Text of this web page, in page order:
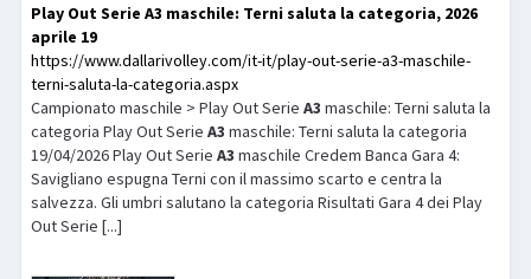
Play Out SerieA3 maschile: Terni saluta la categoria, 2026
aprile 19
https://www.dallarivolley.com/it-it/play-out-serie-a3-maschile-
terni-saluta-la-categoria.aspx
Campionato maschile > Play Out SerieA3 maschile: Terni saluta la
categoria Play Out SerieA3 maschile: Terni saluta la categoria
19/04/2026 Play Out SerieA3 maschile Credem Banca Gara 4:
Savigliano espugna Terni con il massimo scarto e centra la
salvezza. Gli umbri salutano la categoria Risultati Gara 4 dei Play
Out Serie [...]